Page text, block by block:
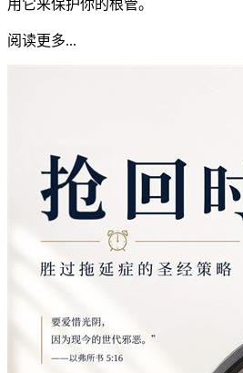
用它来保护你的根管。
阅读更多...